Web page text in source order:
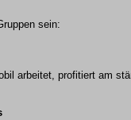
sein:
arbeitet, profitiert am